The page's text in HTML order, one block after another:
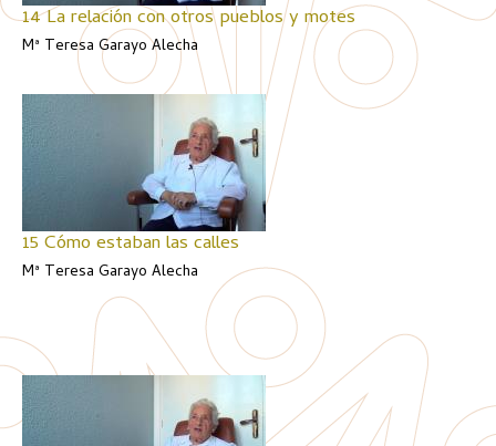
14 La relación con otros pueblos y motes
Mª Teresa Garayo Alecha
15 Cómo estaban las calles
Mª Teresa Garayo Alecha